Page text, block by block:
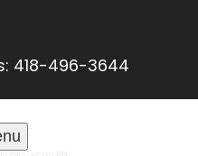
418-496-3644